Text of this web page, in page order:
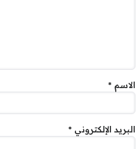
الاسم *
البريد الإلكتروني *